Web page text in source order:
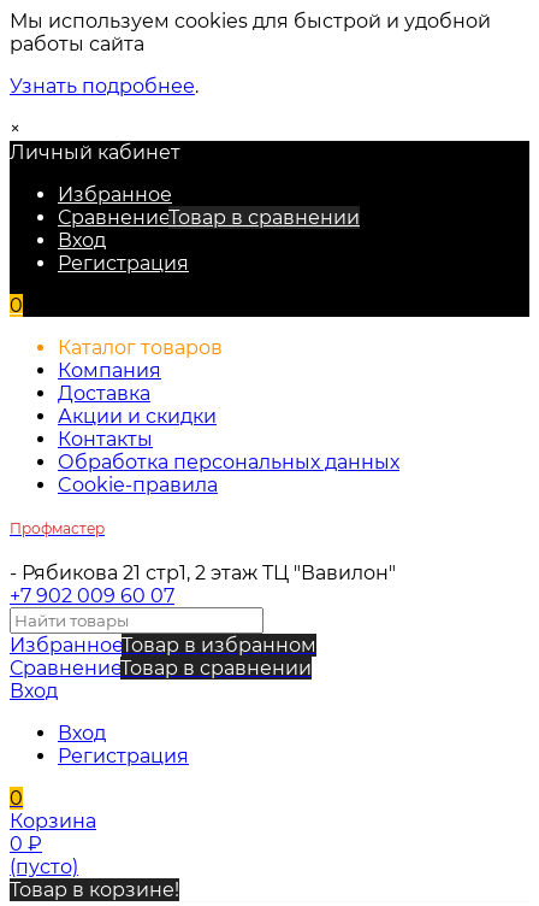
Мы используем cookies для быстрой и удобной
работы сайта
Узнать подробнее.
×
Личный кабинет
Избранное
СравнениеТовар в сравнении
Вход
Регистрация
0
Каталог товаров
Компания
Доставка
Акции и скидки
Контакты
Обработка персональных данных
Cookie-правила
Профмастер
- Рябикова 21 стр1, 2 этаж ТЦ "Вавилон"
+7 902 009 60 07
ИзбранноеТовар в избранном
СравнениеТовар в сравнении
Вход
Вход
Регистрация
0
Корзина
0 ₽
(пусто)
Товар в корзине!